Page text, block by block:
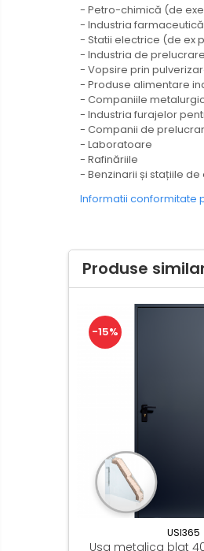
- Petro-chimică (de
- Industria
- Statii electrice (de ex
- Industria de
- Vopsire prin
- Produse alimentare
- Companiile
- Industria furajelor
- Companii de
- Laboratoare
- Rafinăriile
- Benzinarii și stațiile
Informatii conformitate
Produse
-15%
USI365
Usa metalica blat